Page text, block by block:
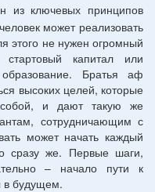
из ключевых принципов
может реализовать
этого не нужен огромный
капитал или
образование. Братья аф
высоких целей, которые
и дают такую же
сотрудничающим с
может начать каждый
сразу же. Первые шаги,
– начало пути к
в будущем.